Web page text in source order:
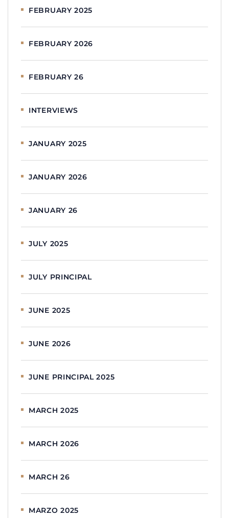
FEBRUARY 2025
FEBRUARY 2026
FEBRUARY 26
INTERVIEWS
JANUARY 2025
JANUARY 2026
JANUARY 26
JULY 2025
JULY PRINCIPAL
JUNE 2025
JUNE 2026
JUNE PRINCIPAL 2025
MARCH 2025
MARCH 2026
MARCH 26
MARZO 2025